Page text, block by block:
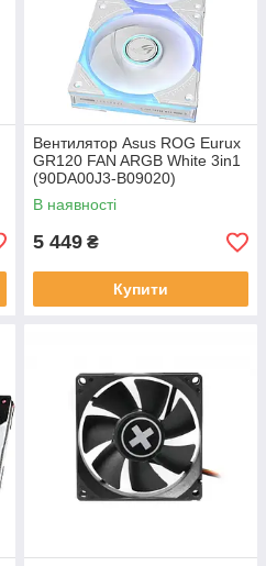
Вентилятор Asus ROG Eurux
GR120 FAN ARGB White 3in1
(90DA00J3-B09020)
В наявності
5 449 ₴
Купити